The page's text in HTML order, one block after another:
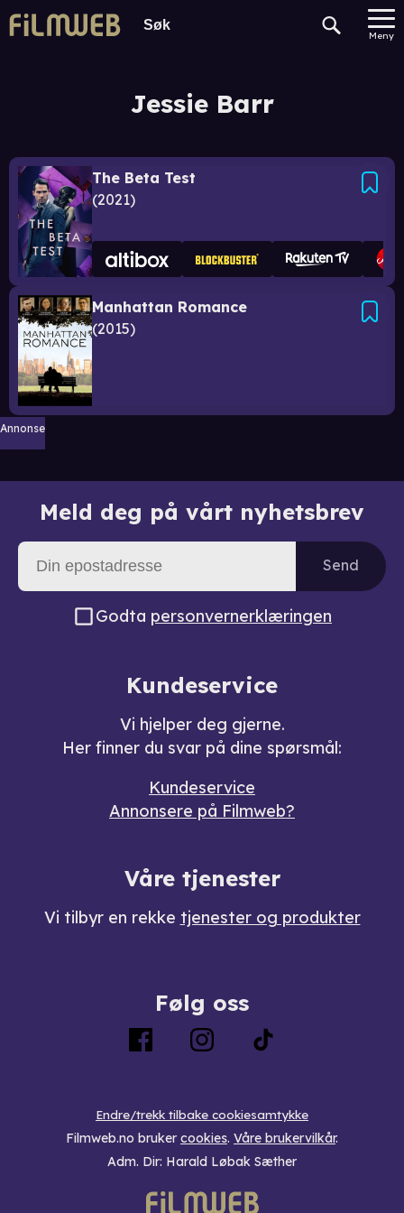
Meny
Jessie Barr
The Beta Test
2021
Manhattan Romance
2015
Annonse
Meld deg på vårt nyhetsbrev
Send
Godta personvernerklæringen
Kundeservice
Vi hjelper deg gjerne.
Her finner du svar på dine spørsmål:
Kundeservice
Annonsere på Filmweb?
Våre tjenester
Vi tilbyr en rekke tjenester og produkter
Følg oss
Endre/trekk tilbake cookiesamtykke
Filmweb.no bruker cookies. Våre brukervilkår.
Adm. Dir: Harald Løbak Sæther